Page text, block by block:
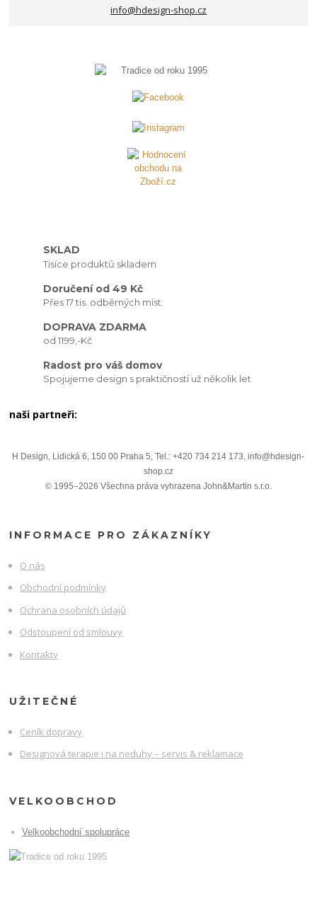
info@hdesign-shop.cz
SKLAD
Tisíce produktů skladem
Doručení od 49 Kč
Přes 17 tis. odběrných míst
DOPRAVA ZDARMA
od 1199,-Kč
Radost pro váš domov
Spojujeme design s praktičností už několik let
naši partneři:
H Design, Lidická 6, 150 00 Praha 5, Tel.: +420 734 214 173, info@hdesign-
shop.cz
© 1995–2026 Všechna práva vyhrazena John&Martin s.r.o.
INFORMACE PRO ZÁKAZNÍKY
O nás
Obchodní podmínky
Ochrana osobních údajů
Odstoupení od smlouvy
Kontakty
UŽITEČNÉ
Ceník dopravy
Designová terapie i na neduhy – servis & reklamace
VELKOOBCHOD
Velkoobchodní spolupráce